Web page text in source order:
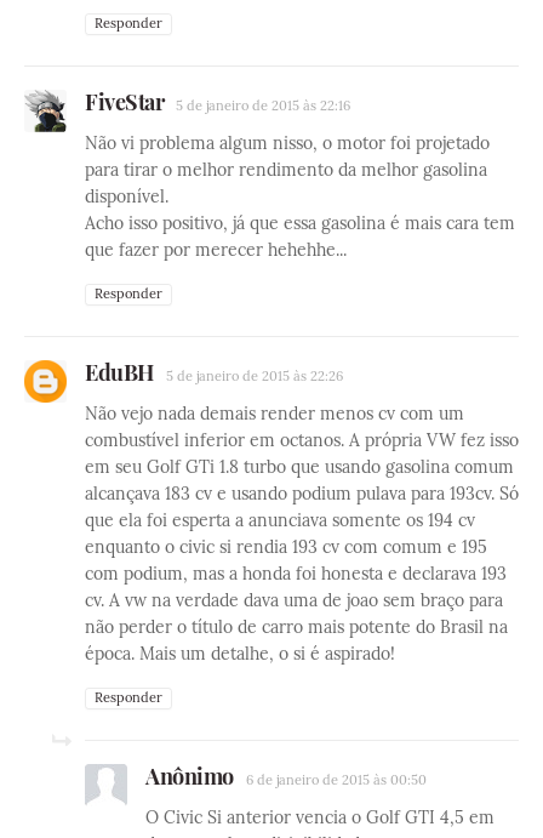
Responder
FiveStar 5 de janeiro de 2015 às 22:16
Não vi problema algum nisso, o motor foi projetado
para tirar o melhor rendimento da melhor gasolina
disponível.
Acho isso positivo, já que essa gasolina é mais cara tem
que fazer por merecer hehehhe...
Responder
EduBH 5 de janeiro de 2015 às 22:26
Não vejo nada demais render menos cv com um
combustível inferior em octanos. A própria VW fez isso
em seu Golf GTi 1.8 turbo que usando gasolina comum
alcançava 183 cv e usando podium pulava para 193cv. Só
que ela foi esperta a anunciava somente os 194 cv
enquanto o civic si rendia 193 cv com comum e 195
com podium, mas a honda foi honesta e declarava 193
cv. A vw na verdade dava uma de joao sem braço para
não perder o título de carro mais potente do Brasil na
época. Mais um detalhe, o si é aspirado!
Responder
Anônimo 6 de janeiro de 2015 às 00:50
O Civic Si anterior vencia o Golf GTI 4,5 em